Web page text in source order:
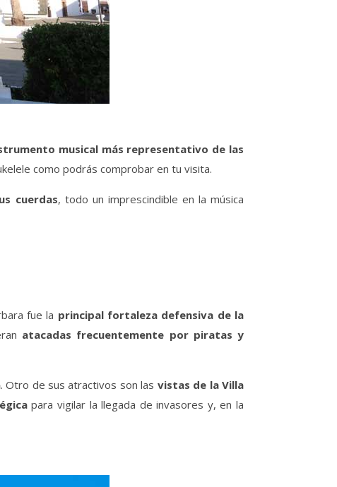
musical más representativo de las
como podrás comprobar en tu visita.
cuerdas, todo un imprescindible en la música
fue la principal fortaleza defensiva de la
atacadas frecuentemente por piratas y
. Otro de sus atractivos son las vistas de la Villa
para vigilar la llegada de invasores y, en la